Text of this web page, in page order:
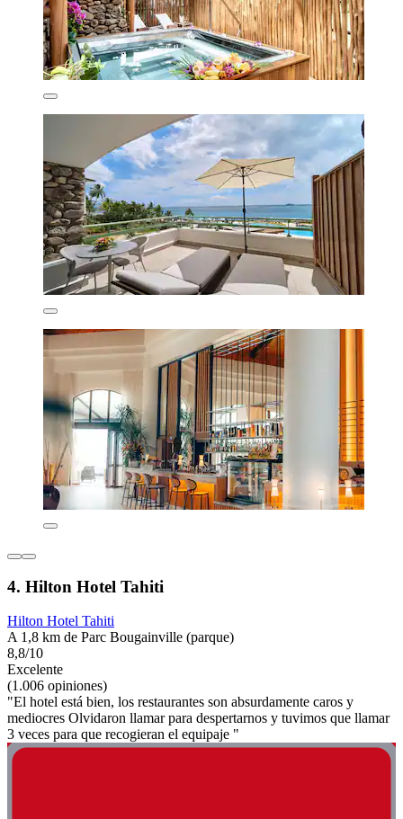
4. Hilton Hotel Tahiti
Hilton Hotel Tahiti
A 1,8 km de Parc Bougainville (parque)
8,8/10
Excelente
(1.006 opiniones)
"El hotel está bien, los restaurantes son absurdamente caros y
mediocres Olvidaron llamar para despertarnos y tuvimos que llamar
3 veces para que recogieran el equipaje "